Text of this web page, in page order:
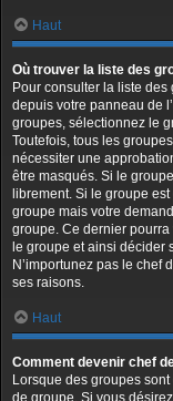
Haut
Où trouver la liste des
Pour consulter la liste
depuis votre panneau de
groupes, sélectionnez le
Toutefois, tous les
nécessiter une
être masqués. Si le
librement. Si le groupe
groupe mais votre
groupe. Ce dernier
le groupe et ainsi décider
N’importunez pas le chef
ses raisons.
Haut
Comment devenir chef
Lorsque des groupes
de groupe. Si vous